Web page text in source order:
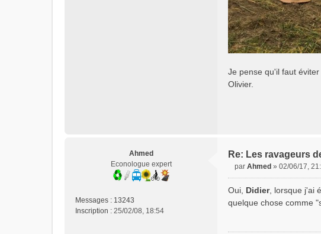
Je pense qu'il faut
Olivier.
Ahmed
Econologue expert
Messages : 13243
Inscription : 25/02/08, 18:54
Re: Les ravageurs
s
s
par Ahmed » 02/06/17,
Oui, Didier, lorsque j'ai
quelque chose comme